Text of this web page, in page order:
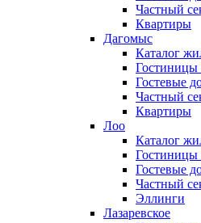
Частный
Квартиры
Дагомыс
Каталог
Гостиницы
Гостевые
Частный
Квартиры
Лоо
Каталог
Гостиницы
Гостевые
Частный
Эллинги
Лазаревское